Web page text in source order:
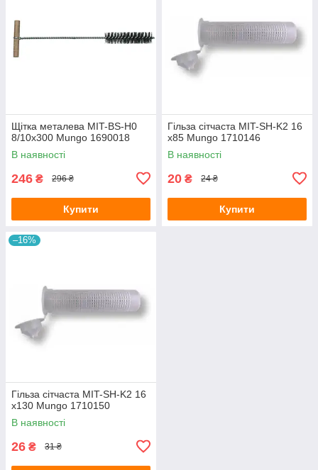
Щітка металева MIT-BS-H0
8/10x300 Mungo 1690018
В наявності
246 ₴ 296 ₴
Купити
Гільза сітчаста MIT-SH-K2 16
x85 Mungo 1710146
В наявності
20 ₴ 24 ₴
Купити
–16%
Гільза сітчаста MIT-SH-K2 16
x130 Mungo 1710150
В наявності
26 ₴ 31 ₴